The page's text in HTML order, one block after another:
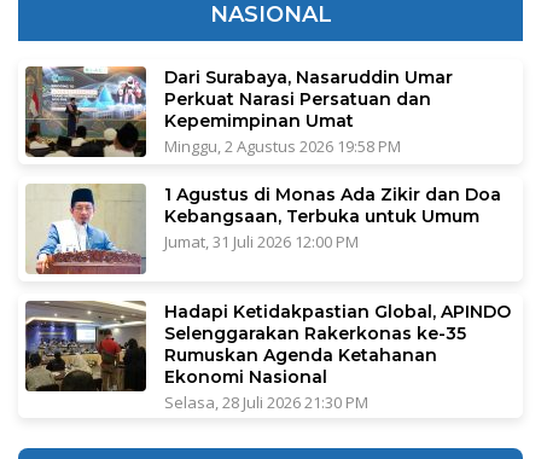
NASIONAL
Dari Surabaya, Nasaruddin Umar
Perkuat Narasi Persatuan dan
Kepemimpinan Umat
Minggu, 2 Agustus 2026 19:58 PM
1 Agustus di Monas Ada Zikir dan Doa
Kebangsaan, Terbuka untuk Umum
Jumat, 31 Juli 2026 12:00 PM
Hadapi Ketidakpastian Global, APINDO
Selenggarakan Rakerkonas ke-35
Rumuskan Agenda Ketahanan
Ekonomi Nasional
Selasa, 28 Juli 2026 21:30 PM